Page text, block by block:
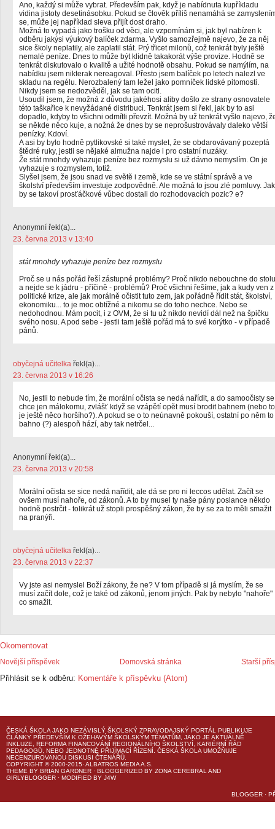
Ano, každý si může vybrat. Především pak, když je nabídnuta kupříkladu
vidina jistoty desetinásobku. Pokud se člověk příliš nenamáhá se
se, může jej například sleva přijít dost draho.
Možná to vypadá jako trošku od věci, ale vzpomínám si, jak byl nabízen k
odběru jakýsi výukový balíček zdarma. Vyšlo samozřejmě najevo, že za něj
sice školy neplatily, ale zaplatil stát. Prý třicet milonů, což tenkrát byly ještě
nemalé peníze. Dnes to může být klidně takakorát výše provize. Hodně se
tenkrát diskutovalo o kvalitě a užité hodnotě obsahu. Pokud se namýlím, na
nabídku jsem nikterak nereagoval. Přesto jsem balíček po letech nalezl ve
skladu na regélu. Nerozbalený tam ležel jako pomníček lidské pitomosti.
Nikdy jsem se nedozvěděl, jak se tam ocitl.
Usoudil jsem, že možná z důvodu jakéhosi aliby došlo ze strany osnovatele
této taškařice k nevyžádané distribuci. Tenkrát jsem si řekl, jak by to asi
dopadlo, kdyby to všichni odmítli převzít. Možná by už tenkrát vyšlo najevo,
se někde něco kuje, a nožná že dnes by se neprošustrovávaly daleko větší
penízky. Kdoví.
A asi by bylo hodně pytlikovské si také myslet, že se obdarovávaný pozeptá
štědré ruky, jestli se nějaké almužna najde i pro ostatní nuzáky.
Že stát mnohdy vyhazuje peníze bez rozmyslu si už dávno nemyslím. On je
vyhazuje s rozmyslem, totiž.
Slyšel jsem, že jsou snad ve světě i země, kde se ve státní správě a ve
školství především investuje zodpovědně. Ale možná to jsou zlé pomluvy. Jak
by se takoví prosťáčkové vůbec dostali do rozhodovacích pozic? e?
Anonymní řekl(a)...
23. června 2013 v 13:40
stát mnohdy vyhazuje peníze bez rozmyslu
Proč se u nás pořád řeší zástupné problémy? Proč nikdo nebouchne do stolu
a nejde se k jádru - příčině - problémů? Proč všichni řešíme, jak a kudy ven z
politické krize, ale jak morálně očistit tuto zem, jak pořádně řídit stát, školství,
ekonomiku... to je moc obtížné a nikomu se do toho nechce. Nebo se
nedohodnou. Mám pocit, i z OVM, že si tu už nikdo nevidí dál než na špičku
svého nosu. A pod sebe - jestli tam ještě pořád má to své korýtko - v případě
pánů.
obyčejná učitelka řekl(a)...
23. června 2013 v 16:26
No, jestli to nebude tím, že morální očista se nedá nařídit, a do samoočisty se
chce jen málokomu, zvlášť když se vzápětí opět musí brodit bahnem (nebo to
je ještě něco horšího?). A pokud se o to neúnavně pokouší, ostatní po něm to
bahno (?) alespoň hází, aby tak netrčel...
Anonymní řekl(a)...
23. června 2013 v 20:58
Morální očista se sice nedá nařídit, ale dá se pro ni leccos udělat. Začít se
ovšem musí nahoře, od zákonů. A to by musel ty naše pány poslance někdo
hodně postrčit - tolikrát už stopli prospěšný zákon, že by se za to měli smažit
na pranýři.
obyčejná učitelka řekl(a)...
23. června 2013 v 22:37
Vy jste asi nemyslel Boží zákony, že ne? V tom případě si já myslím, že se
musí začít dole, což je také od zákonů, jenom jiných. Pak by nebylo "nahoře"
co smažit.
Okomentovat
Novější příspěvek Starší
Domovská stránka
Přihlásit se k odběru: Komentáře k příspěvku (Atom)
ČESKÁ ŠKOLA JAKO NEZÁVISLÝ ŠKOLSKÝ ZPRAVODAJSKÝ PORTÁL PUBLIKUJE
ČLÁNKY PŘEDEVŠÍM K OŽEHAVÝM ŠKOLSKÝM TÉMATŮM, JAKO JE AKTUÁLNĚ
INKLUZE, REFORMA FINANCOVÁNÍ REGIONÁLNÍHO ŠKOLSTVÍ, KARIÉRNÍ ŘÁD
PEDAGOGŮ, NEBO JEDNOTNÉ PŘIJÍMACÍ ŘÍZENÍ. ČESKÁ ŠKOLA UMOŽŇUJE
NECENZUROVANOU DISKUSI ČTENÁŘŮ.
COPYRIGHT © 2000-2015· ALBATROS MEDIA A.S.
THEME BY BRIAN GARDNER · BLOGGERIZED BY ZONA CEREBRAL AND
GIRLYBLOGGER · MODIFIED BY J4W
BLOGGER ·